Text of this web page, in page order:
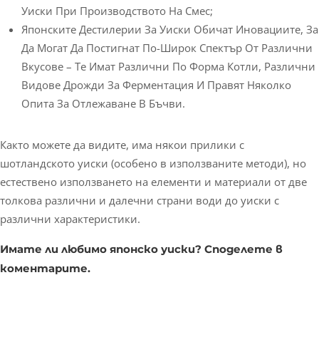
Уиски При Производството На Смес;
Японските Дестилерии За Уиски Обичат Иновациите, За
Да Могат Да Постигнат По-Широк Спектър От Различни
Вкусове – Те Имат Различни По Форма Котли, Различни
Видове Дрожди За Ферментация И Правят Няколко
Опита За Отлежаване В Бъчви.
Както можете да видите, има някои прилики с
шотландското уиски (особено в използваните методи), но
естествено използването на елементи и материали от две
толкова различни и далечни страни води до уиски с
различни характеристики.
Имате ли любимо японско уиски? Споделете в
коментарите.